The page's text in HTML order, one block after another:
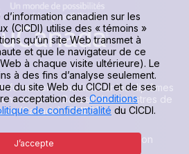
canadien sur les diplômes
unité du Conseil des ministres de
(Canada) [CMEC].
|Conditions d’utilisation
canadien sur les
(CICDI) utilise des « témoins »
qu’un site Web transmet à
et que le navigateur de ce
à chaque visite ultérieure). Le
à des fins d’analyse seulement.
du site Web du CICDI et de ses
acceptation desConditions
de confidentialité du CICDI.
J’accepte